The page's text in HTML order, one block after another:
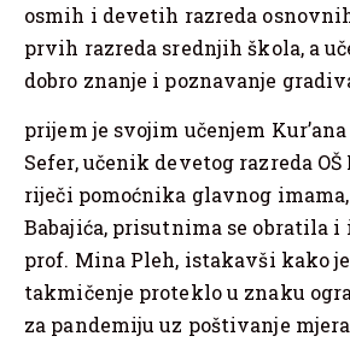
osmih i devetih razreda
prvih razreda srednjih škola, a
dobro znanje i poznavanje
prijem je svojim učenjem
Sefer, učenik devetog razreda
riječi pomoćnika glavnog
Babajića, prisutnima se obratila
prof. Mina Pleh, istakavši kako
takmičenje proteklo u znaku
za pandemiju uz poštivanje